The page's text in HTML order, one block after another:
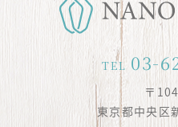
TEL 03-
〒
東京都中央区